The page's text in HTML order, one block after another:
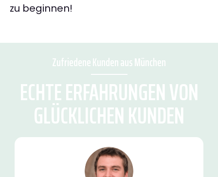
zu beginnen!
Zufriedene Kunden aus München
ECHTE ERFAHRUNGEN VON
GLÜCKLICHEN KUNDEN